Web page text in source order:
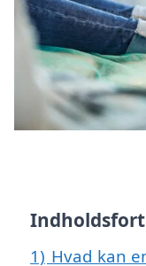
1) Hvad kan